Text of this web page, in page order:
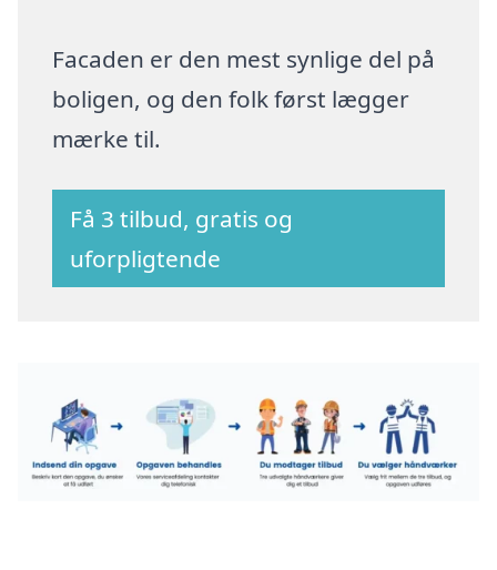
Facaden er den mest synlige del på
boligen, og den folk først lægger
mærke til.
Få 3 tilbud, gratis og
uforpligtende